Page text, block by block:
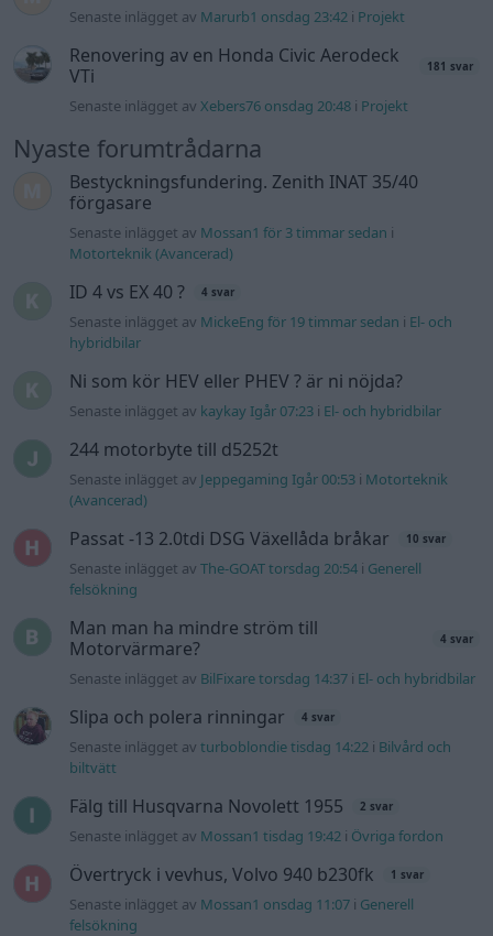
Senaste inlägget av Marurb1 onsdag 23:42 i Projekt
Renovering av en Honda Civic Aerodeck
VTi
181 svar
Senaste inlägget avXebers76 onsdag 20:48 i Projekt
Nyaste forumtrådarna
Bestyckningsfundering. Zenith INAT 35/40
förgasare
Senaste inlägget av Mossan1 för 3 timmar sedan i
Motorteknik (Avancerad)
ID 4 vs EX 40 ? 4 svar
Senaste inlägget av MickeEng för 19 timmar sedan i El- och
hybridbilar
Ni som kör HEV eller PHEV ? är ni nöjda?
Senaste inlägget av kaykay Igår 07:23 i El- och hybridbilar
244 motorbyte till d5252t
Senaste inlägget av Jeppegaming Igår 00:53 i Motorteknik
(Avancerad)
Passat -13 2.0tdi DSG Växellåda bråkar 10 svar
Senaste inlägget avThe-GOAT torsdag 20:54 i Generell
felsökning
Man man ha mindre ström till
Motorvärmare?
4 svar
Senaste inlägget av BilFixare torsdag 14:37 i El- och hybridbilar
Slipa och polera rinningar 4 svar
Senaste inlägget avturboblondie tisdag 14:22 i Bilvård och
biltvätt
Fälg till Husqvarna Novolett 1955 2 svar
Senaste inlägget av Mossan1 tisdag 19:42 i Övriga fordon
Övertryck i vevhus, Volvo 940 b230fk 1 svar
Senaste inlägget av Mossan1 onsdag 11:07 i Generell
felsökning